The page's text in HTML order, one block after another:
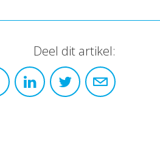
Deel dit artikel: